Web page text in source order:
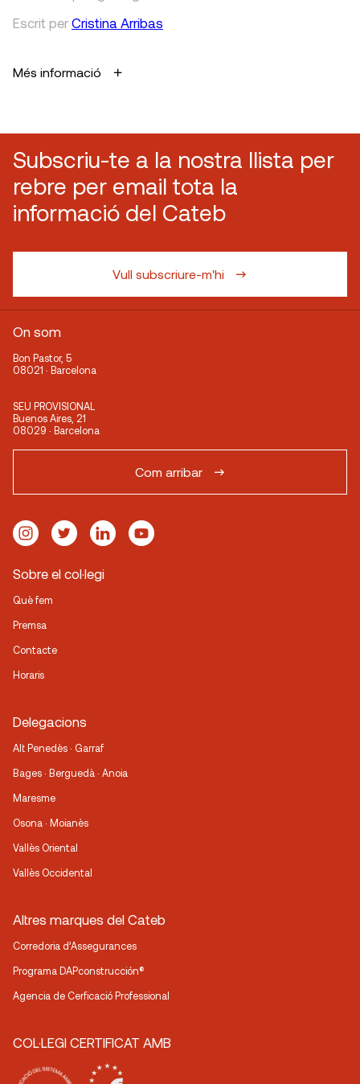
Escrit per Cristina Arribas
Més informació
Subscriu-te a la nostra llista per
rebre per email tota la
informació del Cateb
Vull subscriure-m'hi
On som
Bon Pastor, 5
08021 · Barcelona
SEU PROVISIONAL
Buenos Aires, 21
08029 · Barcelona
Com arribar
Sobre el col·legi
Què fem
Premsa
Contacte
Horaris
Delegacions
Alt Penedès · Garraf
Bages · Berguedà · Anoia
Maresme
Osona · Moianès
Vallès Oriental
Vallès Occidental
Altres marques del Cateb
Corredoria d’Assegurances
Programa DAPconstrucción®
Agencia de Cerficació Professional
COL·LEGI CERTIFICAT AMB